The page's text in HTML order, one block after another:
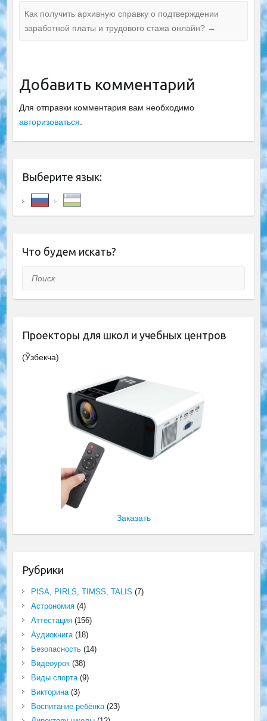
Как получить архивную справку о подтверждении
заработной платы и трудового стажа онлайн? →
Добавить комментарий
Для отправки комментария вам необходимо
авторизоваться.
Выберите язык:
Что будем искать?
Поиск
Проекторы для школ и учебных центров
(Ўзбекча)
Заказать
Рубрики
PISA, PIRLS, TIMSS, TALIS (7)
Астрономия(4)
Аттестация(156)
Аудиокнига(18)
Безопасность(14)
Видеоурок(38)
Виды спорта(9)
Викторина(3)
Воспитание ребёнка(23)